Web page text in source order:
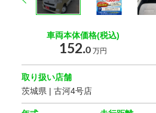
車両本体価格(税込)
152.0 万円
取り扱い店舗
茨城県 | 古河4号店